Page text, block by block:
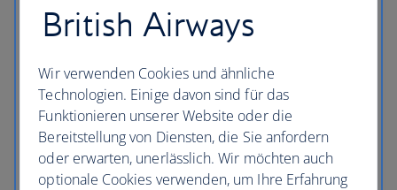
Wir haben uns mit PetAir UK zusammengetan, ein
Unternehmen, das von qualifizierten Tierärzten
geführt wird und sich seit 2004 weltweit um das
Wohl von Haustieren auf Flügen kümmert, um
Kunden von British Airways eine sichere,
komfortable und bequeme Möglichkeit zu bieten,
ihre Haustiere aus dem Vereinigten Königreich
auszuführen.
British Airways
Wir verwenden Cookies und ähnliche
Technologien. Einige davon sind für das
Funktionieren unserer Website oder die
Bereitstellung von Diensten, die Sie anfordern
oder erwarten, unerlässlich. Wir möchten auch
optionale Cookies verwenden, um Ihre Erfahrung